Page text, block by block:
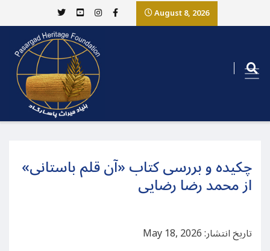
August 8, 2026
چکیده و بررسی کتاب «آن قلم باستانی»
از محمد رضا رضایی
تاریخ انتشار: May 18, 2026